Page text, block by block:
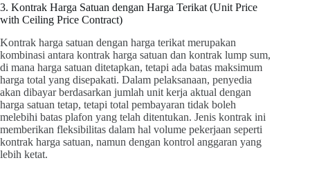
3. Kontrak Harga Satuan dengan Harga Terikat (Unit Price
with Ceiling Price Contract)
Kontrak harga satuan dengan harga terikat merupakan
kombinasi antara kontrak harga satuan dan kontrak lump sum,
di mana harga satuan ditetapkan, tetapi ada batas maksimum
harga total yang disepakati. Dalam pelaksanaan, penyedia
akan dibayar berdasarkan jumlah unit kerja aktual dengan
harga satuan tetap, tetapi total pembayaran tidak boleh
melebihi batas plafon yang telah ditentukan. Jenis kontrak ini
memberikan fleksibilitas dalam hal volume pekerjaan seperti
kontrak harga satuan, namun dengan kontrol anggaran yang
lebih ketat.